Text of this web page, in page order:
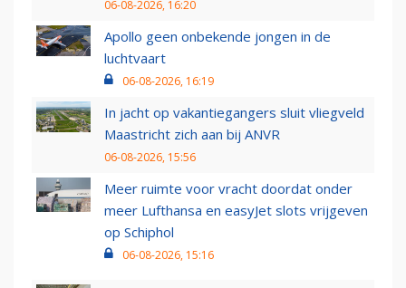
06-08-2026, 16:20
Apollo geen onbekende jongen in de
luchtvaart
06-08-2026, 16:19
In jacht op vakantiegangers sluit vliegveld
Maastricht zich aan bij ANVR
06-08-2026, 15:56
Meer ruimte voor vracht doordat onder
meer Lufthansa en easyJet slots vrijgeven
op Schiphol
06-08-2026, 15:16